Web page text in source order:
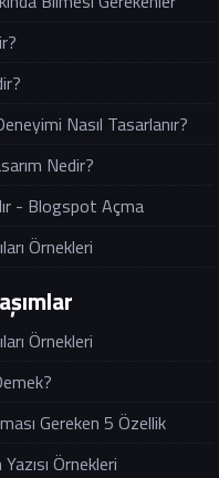
Nasıl Tasarlanır?
Nedir?
- Blogspot Açma
Örnekleri
Örnekleri
Gereken 5 Özellik
Örnekleri